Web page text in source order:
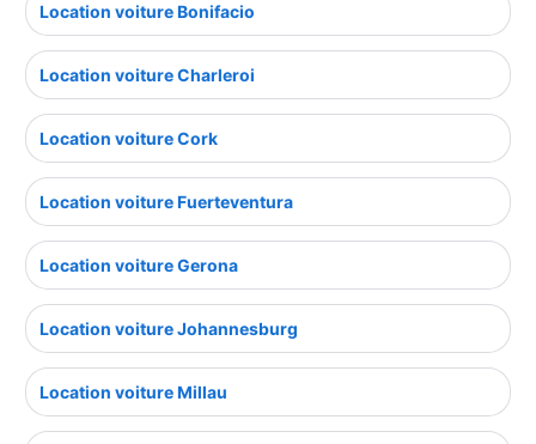
Location voiture Bonifacio
Location voiture Charleroi
Location voiture Cork
Location voiture Fuerteventura
Location voiture Gerona
Location voiture Johannesburg
Location voiture Millau